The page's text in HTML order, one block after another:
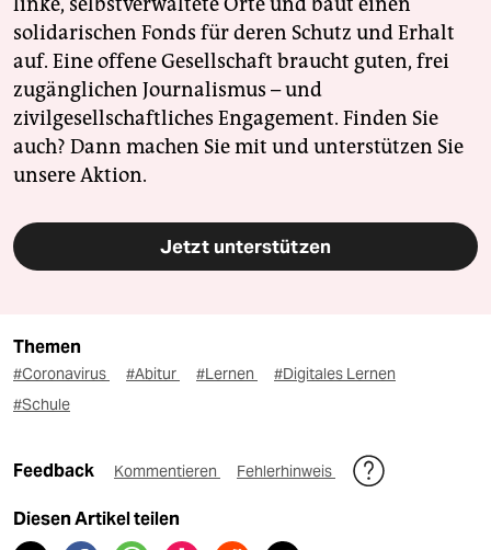
solidarischen Fonds für deren Schutz und Erhalt
auf. Eine offene Gesellschaft braucht guten, frei
zugänglichen Journalismus – und
zivilgesellschaftliches Engagement. Finden Sie
auch? Dann machen Sie mit und unterstützen Sie
unsere Aktion.
Jetzt unterstützen
Themen
#Coronavirus #Abitur #Lernen
#Digitales Lernen
#Schule
Feedback Kommentieren Fehlerhinweis
Diesen Artikel teilen